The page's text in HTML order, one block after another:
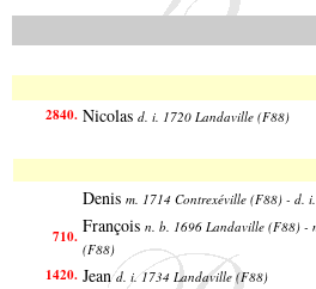
2840. Nicolas d. i. 1720 Landaville (F88)
Denis m. 1714 Contrexéville (F88) - d.
710. François n. b. 1696 Landaville (F88) -
(F88)
1420. Jeand. i. 1734 Landaville (F88)